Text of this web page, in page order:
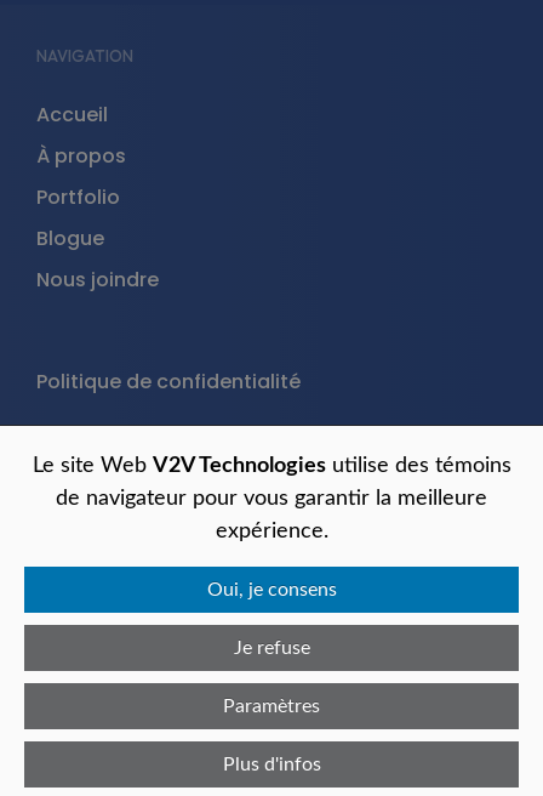
Le site Web V2V Technologiesutilise des témoins
de navigateur pour vous garantir la meilleure
expérience.
Oui, je consens
Je refuse
Paramètres
Plus d'infos
NAVIGATION
Accueil
À propos
Portfolio
Blogue
Nous joindre
Politique de confidentialité
ASSISTANCE TECHNIQUE
GEM-ACADÉMIE
Obtenir de l'aide (tickets)
Assistance à distance (AnyDesk)
© 2026 V2V Technologies. Tous droits réservés.